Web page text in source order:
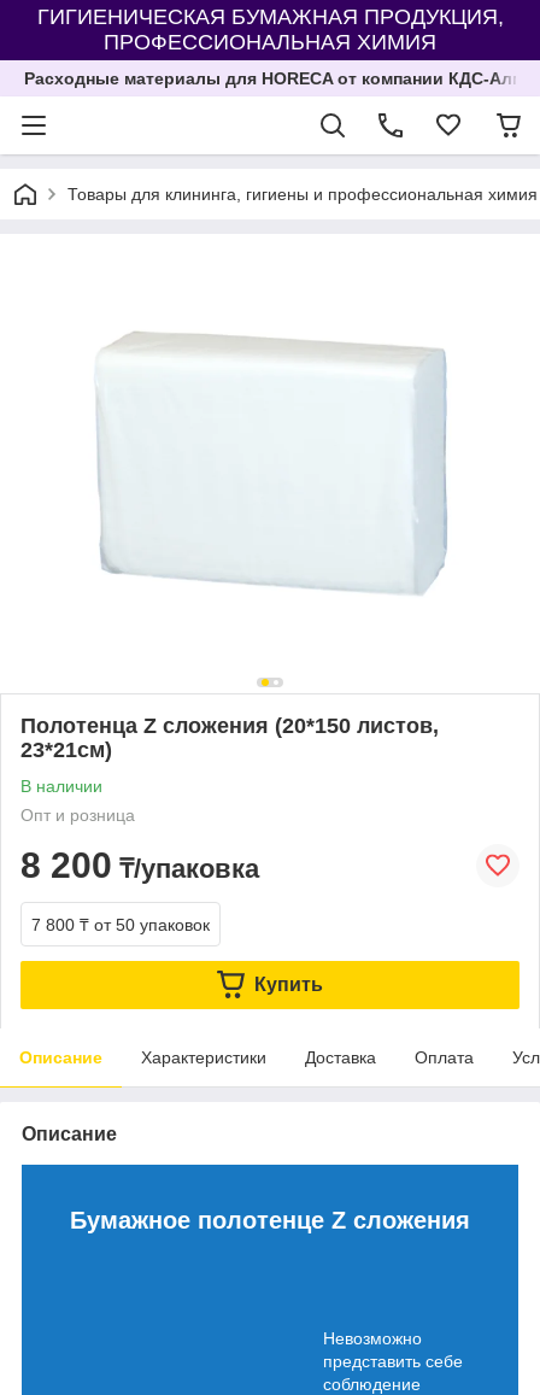
ГИГИЕНИЧЕСКАЯ БУМАЖНАЯ ПРОДУКЦИЯ,
ПРОФЕССИОНАЛЬНАЯ ХИМИЯ
Расходные материалы для HORECA от компании КДС-
Товары для клининга, гигиены и профессиональная химия
Полотенца Z сложения (20*150 листов,
23*21см)
В наличии
Опт и розница
8 200 ₸/упаковка
7 800 ₸ от 50 упаковок
Купить
Описание Характеристики Доставка Оплата
Описание
Бумажное полотенце Z сложения
Невозможно
представить себе
соблюдение